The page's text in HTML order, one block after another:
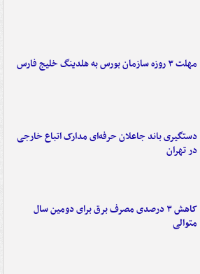
مهلت ۳ روزه سازمان بورس به هلدینگ خلیج فارس
دستگیری باند جاعلان حرفه‌ای مدارک اتباع خارجی
در تهران
کاهش ۳ درصدی مصرف برق برای دومین سال
متوالی